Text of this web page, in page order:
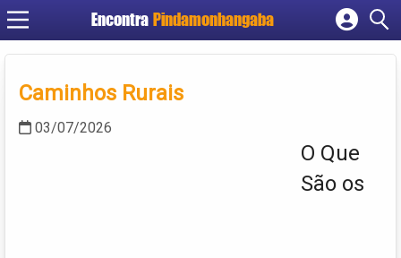
Encontra Pindamonhangaba
Cadastrar empresa
Criar conta
Caminhos Rurais
03/07/2026
O Que
São os